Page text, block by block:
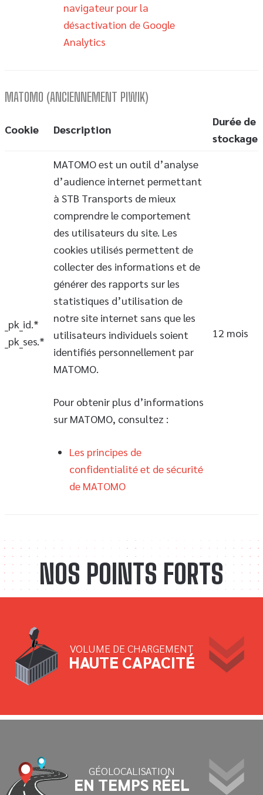
navigateur pour la
désactivation de Google
Analytics
MATOMO (ANCIENNEMENT PIWIK)
Cookie Description
Durée de
stockage
_pk_id.*
_pk_ses.*
MATOMO est un outil d’analyse
d’audience internet permettant
à STB Transports de mieux
comprendre le comportement
des utilisateurs du site. Les
cookies utilisés permettent de
collecter des informations et de
générer des rapports sur les
statistiques d’utilisation de
notre site internet sans que les
utilisateurs individuels soient
identifiés personnellement par
MATOMO.
Pour obtenir plus d’informations
sur MATOMO, consultez :
Les principes de
confidentialité et de sécurité
de MATOMO
12 mois
NOS POINTS FORTS
VOLUME DE CHARGEMENT
HAUTE CAPACITÉ
GÉOLOCALISATION
EN TEMPS RÉEL